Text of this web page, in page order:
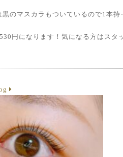
黒のマスカラもついているので1本
円になります！気になる方はスタ